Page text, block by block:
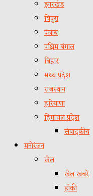
झारखंड
त्रिपुरा
पंजाब
पश्चिम बंगाल
बिहार
मध्य प्रदेश
राजस्थान
हरियाणा
हिमाचल प्रदेश
संपादकीय
मनोरंजन
खेल
खेल खबरें
हॉकी